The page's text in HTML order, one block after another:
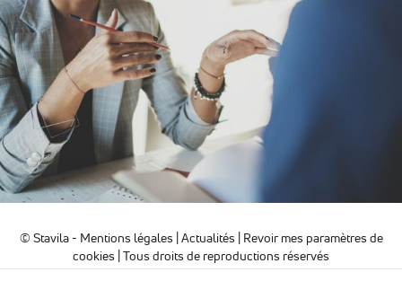
© Stavila - Mentions légales Actualités
Revoir mes paramètres de
cookies | Tous droits de reproductions réservés
Obligatoires
Ces scripts
nécessaires
internet pour
notamment
d'avoir accès à
la